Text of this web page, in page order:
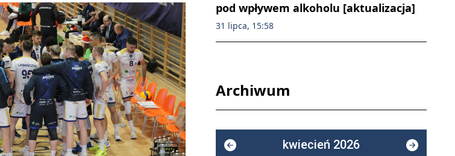
pod wpływem alkoholu [aktualizacja]
31 lipca, 15:58
Archiwum
kwiecień 2026